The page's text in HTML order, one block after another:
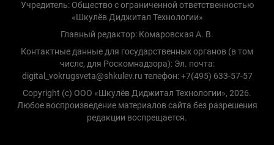
Учредитель: Общество с ограниченной ответственностью
«Шкулёв Диджитал Технологии»
Главный редактор: Комаровская А. В.
Контактные данные для государственных органов (в том
числе, для Роскомнадзора): Эл. почта:
digital_vokrugsveta@shkulev.ru телефон: +7(495) 633-57-57
Copyright (с) ООО «Шкулёв Диджитал Технологии», 2026.
Любое воспроизведение материалов сайта без разрешения
редакции воспрещается.